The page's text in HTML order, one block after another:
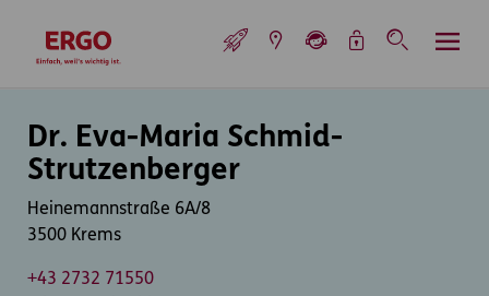
zur Startseite
Dr. Eva-Maria Schmid-
Strutzenberger
Heinemannstraße 6A/8
3500 Krems
+43 2732 71550